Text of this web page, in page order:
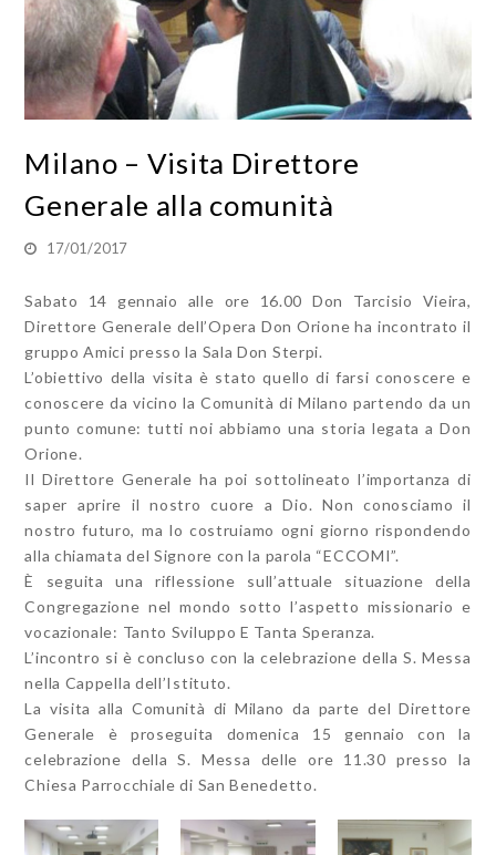
Milano – Visita Direttore
Generale alla comunità
17/01/2017
Sabato 14 gennaio alle ore 16.00 Don Tarcisio Vieira,
Direttore Generale dell’Opera Don Orione ha incontrato il
gruppo Amici presso la Sala Don Sterpi.
L’obiettivo della visita è stato quello di farsi conoscere e
conoscere da vicino la Comunità di Milano partendo da un
punto comune: tutti noi abbiamo una storia legata a Don
Orione.
Il Direttore Generale ha poi sottolineato l’importanza di
saper aprire il nostro cuore a Dio. Non conosciamo il
nostro futuro, ma lo costruiamo ogni giorno rispondendo
alla chiamata del Signore con la parola “ECCOMI”.
È seguita una riflessione sull’attuale situazione della
Congregazione nel mondo sotto l’aspetto missionario e
vocazionale: Tanto Sviluppo E Tanta Speranza.
L’incontro si è concluso con la celebrazione della S. Messa
nella Cappella dell’Istituto.
La visita alla Comunità di Milano da parte del Direttore
Generale è proseguita domenica 15 gennaio con la
celebrazione della S. Messa delle ore 11.30 presso la
Chiesa Parrocchiale di San Benedetto.